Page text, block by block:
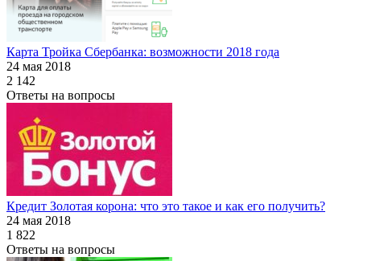
Карта Тройка Сбербанка: возможности 2018 года
24 мая 2018
2 142
Ответы на вопросы
Кредит Золотая корона: что это такое и как его получить?
24 мая 2018
1 822
Ответы на вопросы